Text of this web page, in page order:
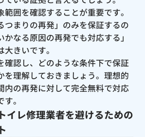
囲を確認することが重要です。
つまりの再発」のみを保証するの
なる原因の再発でも対応する」
きいです。
確認し、どのような条件下で保証
を理解しておきましょう。理想的
内の再発に対して完全無料で対応
。
イレ修理業者を避けるための